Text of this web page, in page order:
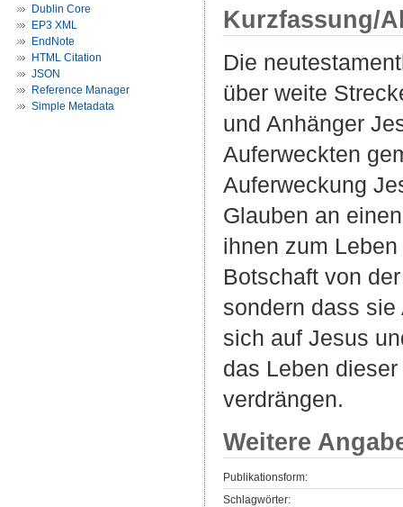
Dublin Core
EP3 XML
EndNote
HTML Citation
JSON
Reference Manager
Simple Metadata
Kurzfassung/
Die
über weite
und Anhänger
Auferweckten
Auferweckung
Glauben an
ihnen zum
Botschaft von
sondern dass
sich auf Jesus
das Leben
verdrängen.
Weitere
Publikationsform:
Schlagwörter: